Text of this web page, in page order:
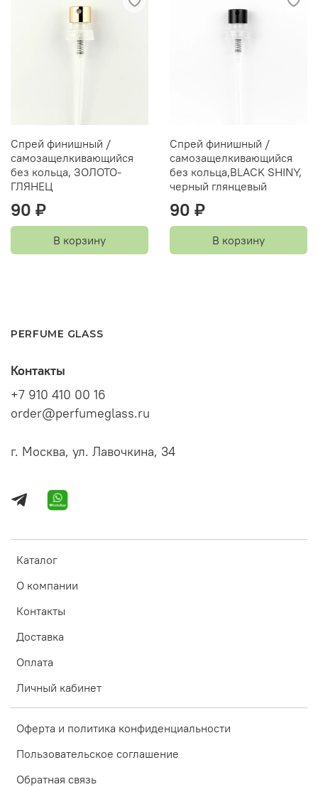
Спрей финишный /
самозащелкивающийся
без кольца, ЗОЛОТО-
ГЛЯНЕЦ
90 ₽
В корзину
Спрей финишный /
самозащелкивающийся
без кольца,BLACK SHINY,
черный глянцевый
90 ₽
В корзину
PERFUME GLASS
Каталог
О компании
Контакты
Доставка
Оплата
Личный кабинет
Оферта и политика конфиденциальности
Пользовательское соглашение
Обратная связь
Контакты
+7 910 410 00 16
order@perfumeglass.ru
г. Москва, ул. Лавочкина, 34